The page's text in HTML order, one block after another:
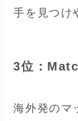
手を見つけ
3位：
海外発のマ